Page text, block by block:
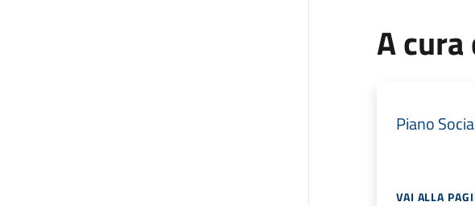
A cura
Piano
VAI ALLA